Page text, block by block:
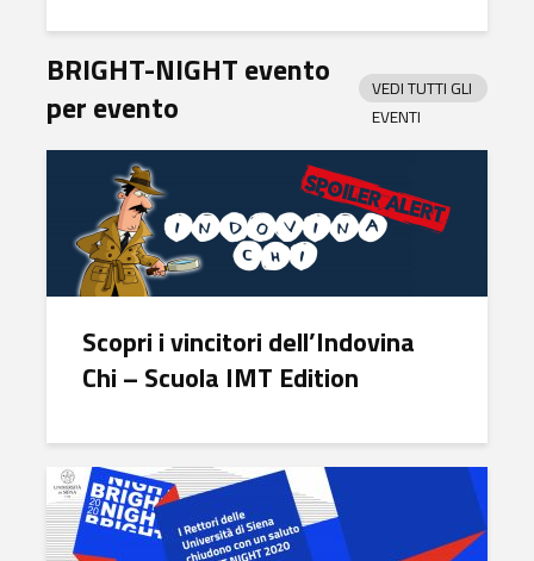
BRIGHT-NIGHT evento
per evento
VEDI TUTTI GLI
EVENTI
Scopri i vincitori dell’Indovina
Chi – Scuola IMT Edition